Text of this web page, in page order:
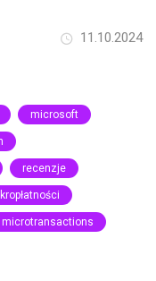
11.10.2024
microsoft
recenzje
microtransactions